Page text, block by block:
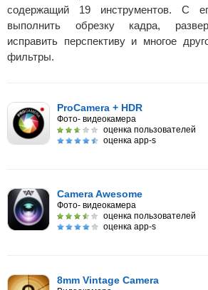
содержащий 19 инструментов. С
выполнить обрезку кадра,
исправить перспективу и многое
фильтры.
ProCamera + HDR
Фото- видеокамера
оценка пользователей
оценка app-s
Camera Awesome
Фото- видеокамера
оценка пользователей
оценка app-s
8mm Vintage Camera